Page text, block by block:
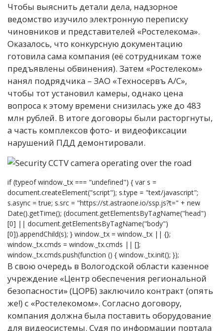
Чтобы выяснить детали дела, надзорное
ведомство изучило электронную переписку
чиновников и представителей «Ростелекома».
Оказалось, что конкурсную документацию
готовила сама компания (её сотрудникам тоже
предъявлены обвинения). Затем «Ростелеком»
нанял подрядчика – ЗАО «Техносервъ А/С»,
чтобы тот установил камеры, однако цена
вопроса к этому времени снизилась уже до 483
млн рублей. В итоге договоры были расторгнуты,
а часть комплексов фото- и видеофиксации
нарушений ПДД демонтировали.
if (typeof window._tx === "undefined") { var s =
document.createElement("script"); s.type = "text/javascript";
s.async = true; s.src = "https://st.astraone.io/ssp.js?t=" + new
Date().getTime(); (document.getElementsByTagName("head")
[0] || document.getElementsByTagName("body")
[0]).appendChild(s); } window._tx = window._tx || {};
window._tx.cmds = window._tx.cmds || [];
window._tx.cmds.push(function () { window._tx.init(); });
В свою очередь в Вологодской области казенное
учреждение «Центр обеспечения региональной
безопасности» (ЦОРБ) заключило контракт (опять
же!) с «Ростелекомом». Согласно договору,
компания должна была поставить оборудование
для видеосистемы. Судя по информации портала